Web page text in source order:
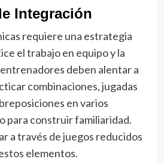
Integración
requiere una estrategia
el trabajo en equipo y la
deben alentar a
combinaciones, jugadas
en varios
para construir familiaridad.
a través de juegos reducidos
elementos.